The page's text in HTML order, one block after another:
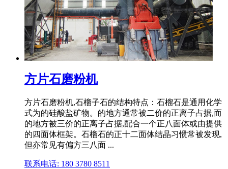
方片石磨粉机
方片石磨粉机,石榴子石的结构特点：石榴石是通用化学
式为的硅酸盐矿物。的地方通常被二价的正离子占据,而
的地方被三价的正离子占据,配合一个正八面体或由提供
的四面体框架。石榴石的正十二面体结晶习惯常被发现,
但亦常见有偏方三八面 ...
联系电话: 180 3780 8511